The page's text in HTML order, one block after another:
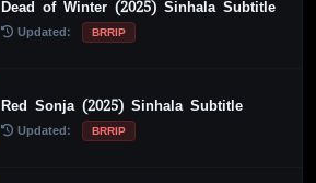
Dead of Winter (2025) Sinhala Subtitle
Updated: BRRIP
Red Sonja (2025) Sinhala Subtitle
Updated: BRRIP